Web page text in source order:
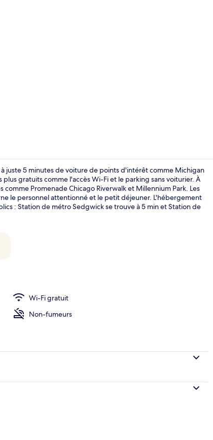
Cuisine
juste 5 minutes de voiture de points d'intérêt comme Michigan
gratuits comme l'accès Wi-Fi et le parking sans voiturier. À
Promenade Chicago Riverwalk et Millennium Park. Les
le personnel attentionné et le petit déjeuner. L'hébergement
: Station de métro Sedgwick se trouve à 5 min et Station de
Wi-Fi gratuit
Non-fumeurs